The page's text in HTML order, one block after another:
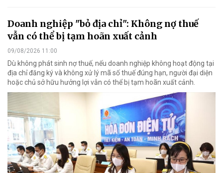
Doanh nghiệp "bỏ địa chỉ": Không nợ thuế
vẫn có thể bị tạm hoãn xuất cảnh
09/08/2026 11:00
Dù không phát sinh nợ thuế, nếu doanh nghiệp không hoạt động tại
địa chỉ đăng ký và không xử lý mã số thuế đúng hạn, người đại diện
hoặc chủ sở hữu hưởng lợi vẫn có thể bị tạm hoãn xuất cảnh.